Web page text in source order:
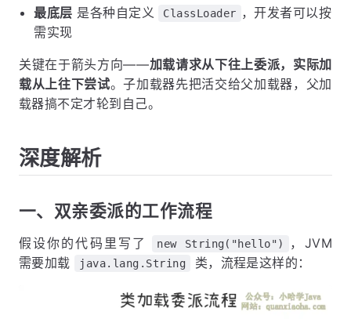
最底层 是各种自定义 ClassLoader ，开发者可以按
需实现
关键在于箭头方向——加载请求从下往上委派，实际加
载从上往下尝试。子加载器先把活交给父加载器，父加
载器搞不定才轮到自己。
深度解析
一、双亲委派的工作流程
假设你的代码里写了 new String("hello")
，JVM
需要加载
java.lang.String 类，流程是这样的：